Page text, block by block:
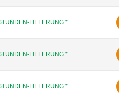
LIEFERUNG *
LIEFERUNG *
LIEFERUNG *